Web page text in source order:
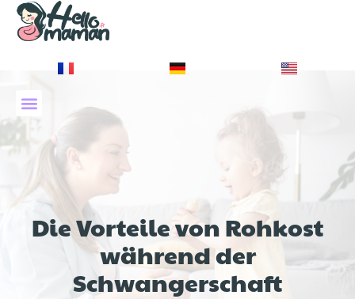
Die Vorteile von Rohkost
während der
Schwangerschaft